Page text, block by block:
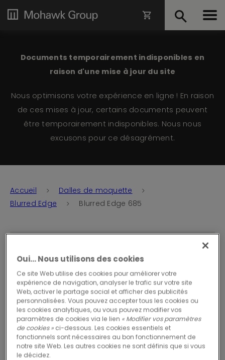
Documents temporairement indisponibles en
raison d'une mise à jour du site
Nous optimisons votre expérience en ligne ! En raison
de ces mises à jour, certains documents peuvent
être temporairement indisponibles. Nous nous
excusons pour ce désagrément.
Accueil
Dalles de moquette
Blurred Edge
Blurred Edge 685
Oui… Nous utilisons des cookies
Ce site Web utilise des cookies pour améliorer votre
expérience de navigation, analyser le trafic sur votre site
Web, activer le partage social et afficher des publicités
personnalisées. Vous pouvez accepter tous les cookies ou
les cookies analytiques, ou vous pouvez modifier vos
paramètres de cookies via le lien « Modifier vos paramètres
de cookies » ci-dessous. Les cookies essentiels et
fonctionnels sont nécessaires au bon fonctionnement de
notre site Web. Les autres cookies ne sont définis que si vous
le décidez.